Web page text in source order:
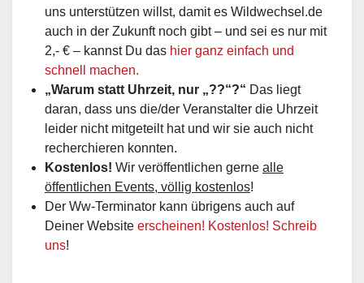
uns unterstützen willst, damit es Wildwechsel.de
auch in der Zukunft noch gibt – und sei es nur mit
2,- € – kannst Du das hier ganz einfach und
schnell machen.
„Warum statt Uhrzeit, nur „??“?“ Das liegt
daran, dass uns die/der Veranstalter die Uhrzeit
leider nicht mitgeteilt hat und wir sie auch nicht
recherchieren konnten.
Kostenlos! Wir veröffentlichen gerne alle
öffentlichen Events, völlig kostenlos!
Der Ww-Terminator kann übrigens auch auf
Deiner Website erscheinen! Kostenlos! Schreib
uns!